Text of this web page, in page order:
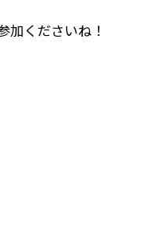
加くださいね！